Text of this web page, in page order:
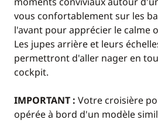
vous confortablement sur les
l'avant pour apprécier le calme
Les jupes arrière et leurs
permettront d'aller nager en
cockpit.
IMPORTANT : Votre croisière
opérée à bord d'un modèle